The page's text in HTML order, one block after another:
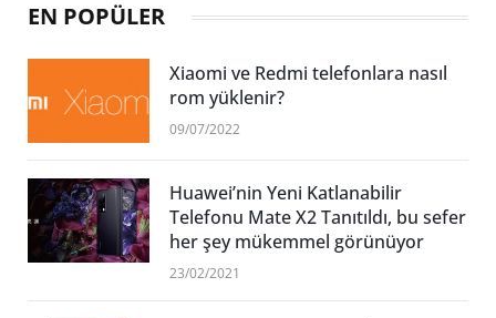
EN POPÜLER
Xiaomi ve Redmi telefonlara nasıl
rom yüklenir?
09/07/2022
Huawei’nin Yeni Katlanabilir
Telefonu Mate X2 Tanıtıldı, bu sefer
her şey mükemmel görünüyor
23/02/2021